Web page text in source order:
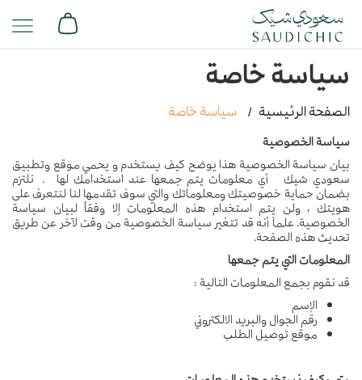
سياسة خاصة
الصفحة الرئيسية سياسة خاصة
سياسة الخصوصية
بيان سياسة الخصوصية هذا يوضح كيف يستخدم و يحمي موقع وتطبيق
سعودي شيك أي معلومات يتم جمعها عند استخدامك لها . نلتزم
بضمان حماية خصوصيتك ومعلوماتك والتي سوف تقدمها لنا لنتعرف على
هويتك ، ولن يتم استخدام هذه المعلومات إلا وفقاً لبيان سياسة
الخصوصية. علماَ أنه قد تتغير سياسة الخصوصية من وقت لآخر عن طريق
تحديث هذه الصفحة.
المعلومات التي يتم جمعها
قد نقوم بجمع المعلومات التالية :
الإسم
رقم الجوال والبريد الالكتروني
موقع توصيل الطلب